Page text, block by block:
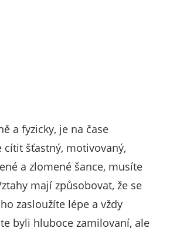
a fyzicky, je na čase
cítit šťastný, motivovaný,
a zlomené šance, musíte
mají způsobovat, že se
zasloužíte lépe a vždy
byli hluboce zamilovaní, ale